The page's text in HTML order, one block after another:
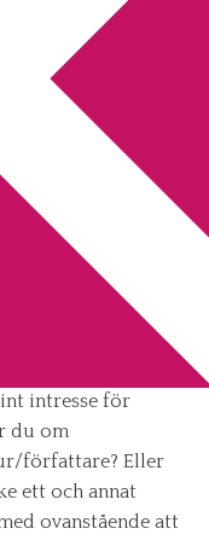
Min tv-blogg
Bokbloggsjerka 21 –
februari
intresse för
du om
författare? Eller
ett och annat
ovanstående att